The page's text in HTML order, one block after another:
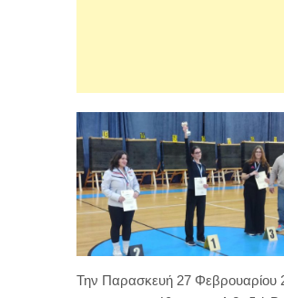
Την Παρασκευή 27 Φεβρουαρίου